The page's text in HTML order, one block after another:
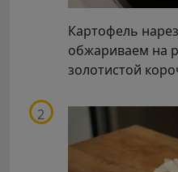
Картофель
обжариваем на
золотистой